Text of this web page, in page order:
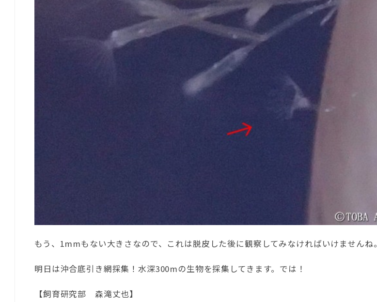
もう、1mmもない大きさなので、これは脱皮した後に観察してみなければいけませんね。
明日は沖合底引き網採集！水深300mの生物を採集してきます。では！
【飼育研究部 森滝丈也】